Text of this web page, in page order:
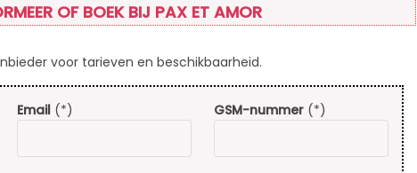
OF BOEK BIJ PAX ET AMOR
voor tarieven en beschikbaarheid.
Email (*) GSM-nummer (*)